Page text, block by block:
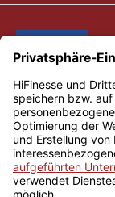
*
Cookie
Kontakt und